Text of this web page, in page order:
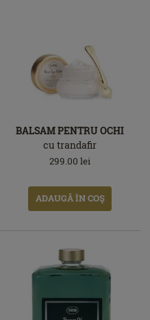
BALSAM PENTRU OCHI
cu trandafir
299.00 lei
ADAUGĂ ÎN COŞ